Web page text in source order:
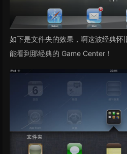
如下是文件夹的效果，啊这波经典怀
能看到那经典的 Game Center！